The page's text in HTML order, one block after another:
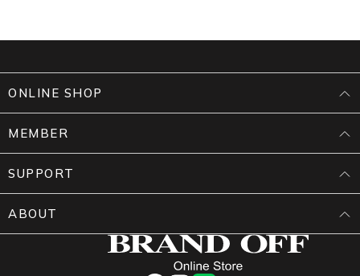
ONLINE SHOP
MEMBER
SUPPORT
ABOUT